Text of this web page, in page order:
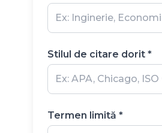
Stilul de citare dorit *
Termen limită *